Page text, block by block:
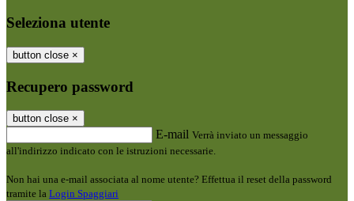
Seleziona utente
button close ×
Recupero password
button close ×
E-mail Verrà inviato un messaggio
all'indirizzo indicato con le istruzioni necessarie.
Non hai una e-mail associata al nome utente? Effettua il reset della password
tramite la Login Spaggiari